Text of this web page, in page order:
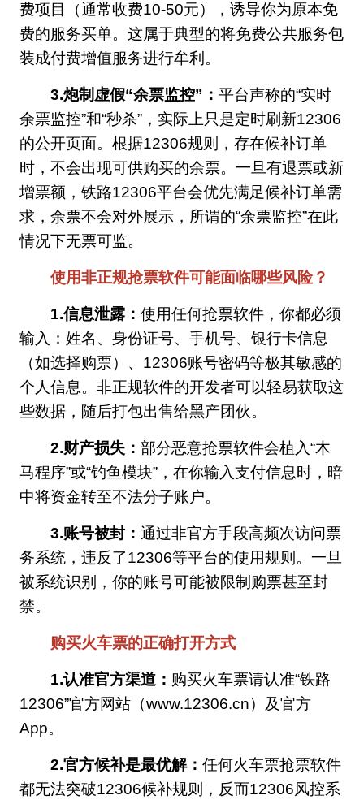
费项目（通常收费10-50元），诱导你为原本免
费的服务买单。这属于典型的将免费公共服务包
装成付费增值服务进行牟利。
3.炮制虚假“余票监控”： 平台声称的“实时
余票监控”和“秒杀”，实际上只是定时刷新12306
的公开页面。根据12306规则，存在候补订单
时，不会出现可供购买的余票。一旦有退票或新
增票额，铁路12306平台会优先满足候补订单需
求，余票不会对外展示，所谓的“余票监控”在此
情况下无票可监。
使用非正规抢票软件可能面临哪些风险？
1.信息泄露： 使用任何抢票软件，你都必须
输入：姓名、身份证号、手机号、银行卡信息
（如选择购票）、12306账号密码等极其敏感的
个人信息。非正规软件的开发者可以轻易获取这
些数据，随后打包出售给黑产团伙。
2.财产损失： 部分恶意抢票软件会植入“木
马程序”或“钓鱼模块”，在你输入支付信息时，暗
中将资金转至不法分子账户。
3.账号被封： 通过非官方手段高频次访问票
务系统，违反了12306等平台的使用规则。一旦
被系统识别，你的账号可能被限制购票甚至封
禁。
购买火车票的正确打开方式
1.认准官方渠道： 购买火车票请认准“铁路
12306”官方网站（www.12306.cn）及官方
App。
2.官方候补是最优解： 任何火车票抢票软件
都无法突破12306候补规则，反而12306风控系